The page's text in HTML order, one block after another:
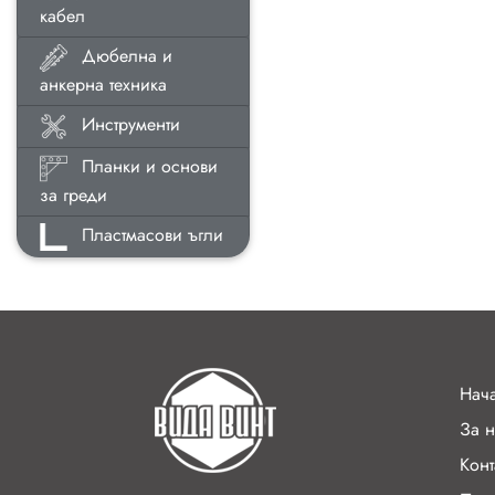
кабел
Дюбелна и
анкерна техника
Инструменти
Планки и основи
за греди
Пластмасови ъгли
За